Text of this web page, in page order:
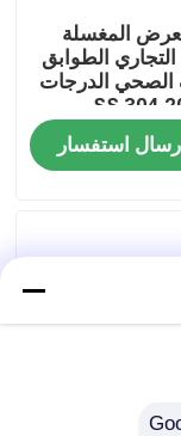
المغسلة
التجاري الطوابق
الصحي الدرجات
استفسار